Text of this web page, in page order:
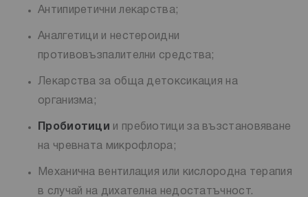
Антипиретични лекарства;
Аналгетици и нестероидни
противовъзпалителни средства;
Лекарства за обща детоксикация на
организма;
Пробиотици и пребиотици за възстановяване
на чревната микрофлора;
Механична вентилация или кислородна терапия
в случай на дихателна недостатъчност.